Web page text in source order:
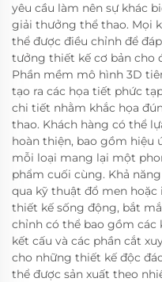
yêu cầu làm nên sự khác
giải thưởng thể thao. Mọi
thể được điều chỉnh để
tưởng thiết kế cơ bản cho
Phần mềm mô hình 3D
tạo ra các họa tiết phức
chi tiết nhằm khắc họa
thao. Khách hàng có thể
hoàn thiện, bao gồm hiệu
mỗi loại mang lại một
phẩm cuối cùng. Khả
qua kỹ thuật đổ men hoặc
thiết kế sống động, bắt
chỉnh có thể bao gồm các
kết cấu và các phần cắt
cho những thiết kế độc
thể được sản xuất theo